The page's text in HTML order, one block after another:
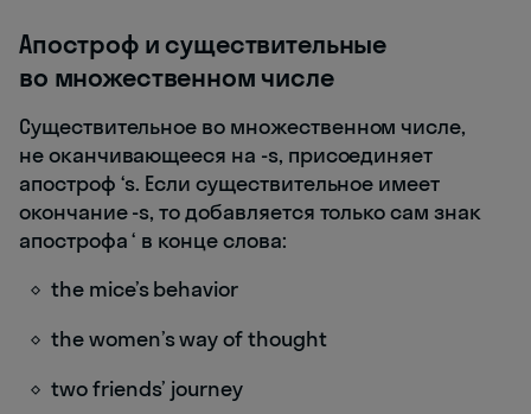
Апостроф и существительные
во множественном числе
Существительное во множественном числе,
не оканчивающееся на -s, присоединяет
апостроф ‘s. Если существительное имеет
окончание -s, то добавляется только сам знак
апострофа ‘ в конце слова:
the mice’s behavior
the women’s way of thought
two friends’ journey